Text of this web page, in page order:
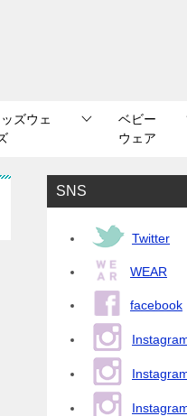
ズウェ
ベビー
ウェア
SNS
Twitter
WEAR
facebook